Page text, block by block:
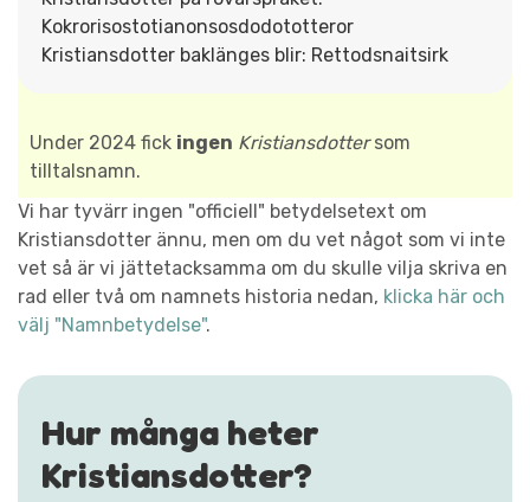
Kokrorisostotianonsosdodototteror
Kristiansdotter baklänges blir: Rettodsnaitsirk
Under 2024 fick ingen Kristiansdottersom
tilltalsnamn.
Vi har tyvärr ingen "officiell" betydelsetext om
Kristiansdotter ännu, men om du vet något som vi inte
vet så är vi jättetacksamma om du skulle vilja skriva en
rad eller två om namnets historia nedan, klicka här och
välj "Namnbetydelse".
Hur många heter
Kristiansdotter?